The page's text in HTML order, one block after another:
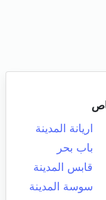
اريانة المدينة
باب بحر
قابس المدينة
سوسة المدينة